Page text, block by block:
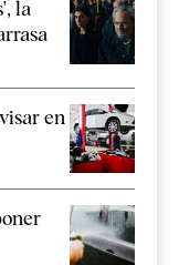
la
en